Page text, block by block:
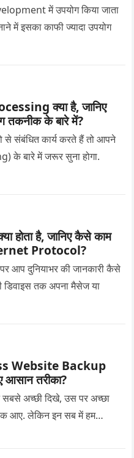
में उपयोग किया जाता
इसका काफी ज्यादा उपयोग
क्या है, जानिए
तकनीक के बारे में?
से संबंधित कार्य करते हैं तो आपने
के बारे में जरूर सुना होगा.
होता है, जानिए कैसे काम
Protocol?
आप दुनियाभर की जानकारी कैसे
डिवाइस तक अपना मैसेज या
Website Backup
आसान तरीका?
सबसे अच्छी दिखे, उस पर अच्छा
आए. लेकिन इन सब में हम…